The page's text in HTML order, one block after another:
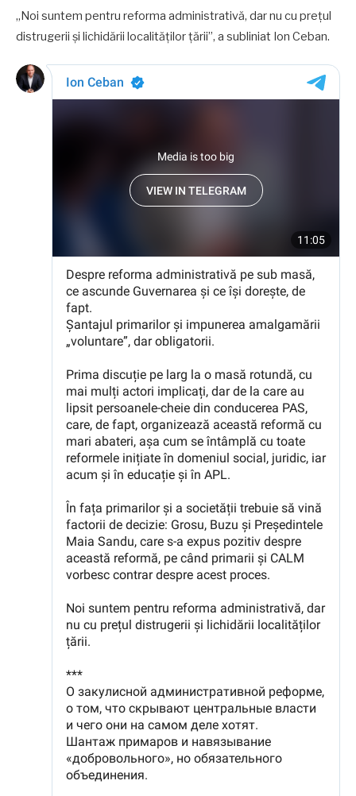
„Noi suntem pentru reforma administrativă, dar nu cu prețul
distrugerii și lichidării localităților țării”, a subliniat Ion Ceban.